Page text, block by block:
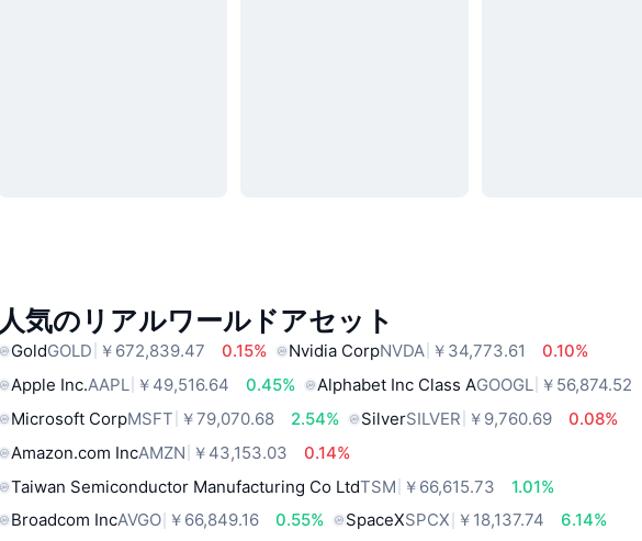
人気のリアルワールドアセット
GoldGOLD ￥672,839.47 0.15% Nvidia CorpNVDA ￥34,773.61
0.10%
Apple Inc.AAPL ￥49,516.64 0.45% Alphabet Inc Class AGOOGL ￥56,874.52
Microsoft CorpMSFT ￥79,070.68 2.54% SilverSILVER ￥9,760.69
0.08%
Amazon.com IncAMZN ￥43,153.03
0.14%
Taiwan Semiconductor Manufacturing Co LtdTSM ￥66,615.73
1.01%
Broadcom IncAVGO ￥66,849.16 0.55% SpaceXSPCX ￥18,137.74 6.14%